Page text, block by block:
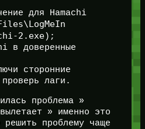
для Hamachi
2.exe);
в доверенные
сторонние
лаги.
проблема »
» именно это
решить проблему чаще